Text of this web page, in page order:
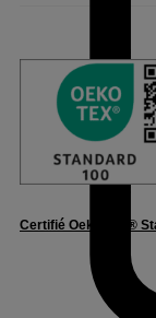
Certifié Oeko-Tex®